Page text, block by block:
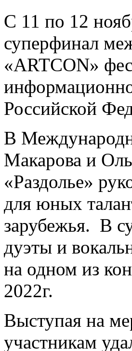
С 11 по 12
суперфинал
«ARTCON»
Российской
В
Макарова и
«Раздолье»
для юных
зарубежья. В
дуэты и
на одном из
2022г.
Выступая на
участникам